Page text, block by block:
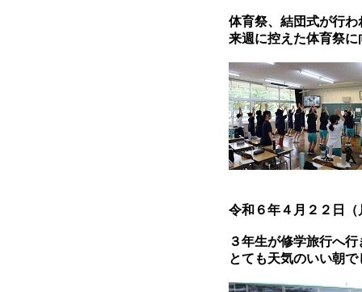
体育祭、結団式が行わ
来週に控えた体育祭
令和６年４月２２日（
３年生が修学旅行へ
とても天気のいい朝で